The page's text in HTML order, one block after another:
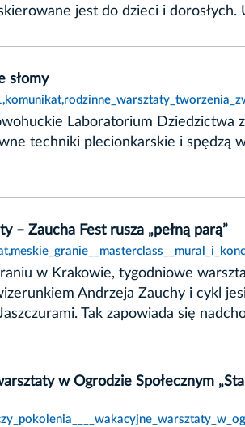
jest do dzieci i dorosłych.
słomy
Laboratorium
techniki plecionkarskie i spędzą
– Zaucha Fest rusza „pełną parą”
w Krakowie, tygodniowe
Andrzeja Zauchy i cykl
Tak zapowiada się
w Ogrodzie Społecznym